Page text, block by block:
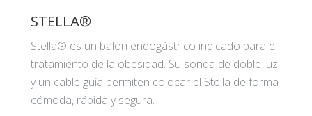
STELLA®
Stella® es un balón endogástrico indicado para el
tratamiento de la obesidad. Su sonda de doble luz
y un cable guía permiten colocar el Stella de forma
cómoda, rápida y segura.